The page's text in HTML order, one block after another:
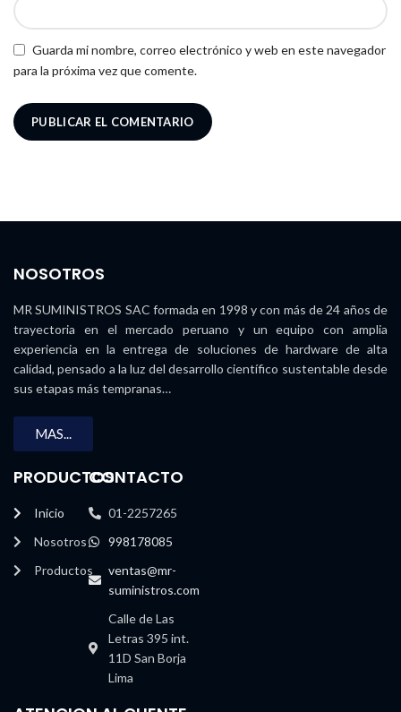
Guarda mi nombre, correo electrónico y web en este navegador
para la próxima vez que comente.
NOSOTROS
MR SUMINISTROS SAC formada en 1998 y con más de 24 años de
trayectoria en el mercado peruano y un equipo con amplia
experiencia en la entrega de soluciones de hardware de alta
calidad, pensado a la luz del desarrollo científico sustentable desde
sus etapas más tempranas…
MAS...
PRODUCTOS
Inicio
Nosotros
Productos
CONTACTO
01-2257265
998178085
ventas@mr-
suministros.com
Calle de Las
Letras 395 int.
11D San Borja
Lima